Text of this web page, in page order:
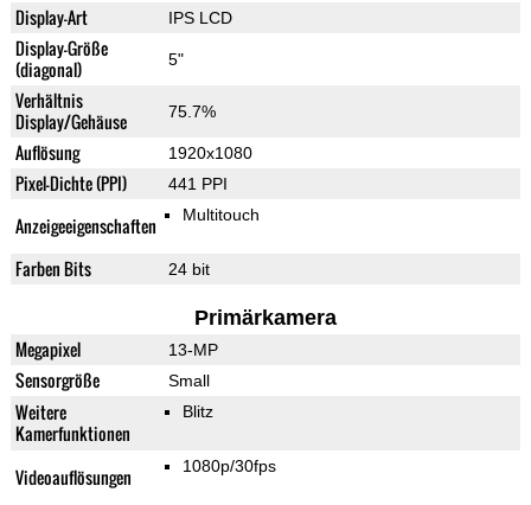
Display-Art IPS LCD
Display-Größe
(diagonal)
5"
Verhältnis
Display/Gehäuse
75.7%
Auflösung 1920x1080
Pixel-Dichte (PPI) 441 PPI
Anzeigeeigenschaften Multitouch
Farben Bits 24 bit
Primärkamera
Megapixel 13-MP
Sensorgröße Small
Weitere
Kamerfunktionen
Blitz
Videoauflösungen 1080p/30fps